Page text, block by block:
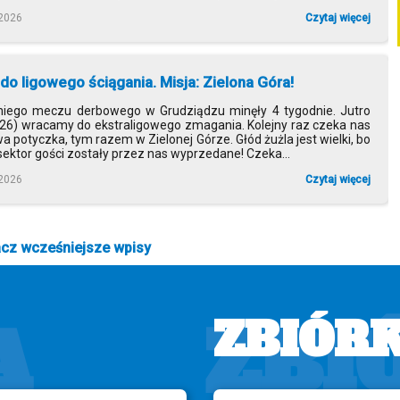
Czytaj więcej
ligowego ściągania. Misja: Zielona Góra!
meczu derbowego w Grudziądzu minęły 4 tygodnie. Jutro
wracamy do ekstraligowego zmagania. Kolejny raz czeka nas
potyczka, tym razem w Zielonej Górze. Głód żużla jest wielki, bo
gości zostały przez nas wyprzedane! Czeka...
Czytaj więcej
wcześniejsze wpisy